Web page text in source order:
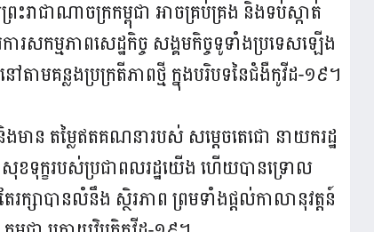
ះរាជាណាចក្រកម្ពុជា អាចគ្រប់គ្រង និងទប់ស្កាត់
សកម្មភាពសេដ្ឋកិច្ច សង្គមកិច្ចទូទាំងប្រទេសឡើង
តាមគន្លងប្រក្រតីភាពថ្មី ក្នុងបរិបទនៃជំងឺកូវីដ-១៩។
ន តម្លៃឥតគណនារបស់ សម្តេចតេជោ នាយករដ្ឋ
សុខទុក្ខរបស់ប្រជាពលរដ្ឋយើង ហើយបានទ្រោល
រក្សាបានលំនឹង ស្ថិរភាព ព្រមទាំងផ្តល់កាលានុវត្តន៍